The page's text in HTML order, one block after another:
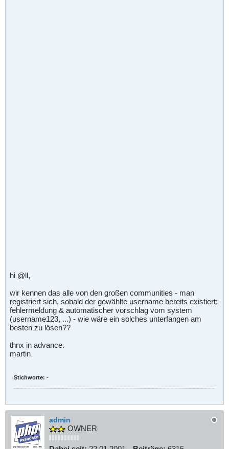
hi @ll,
wir kennen das alle von den großen communities - man
registriert sich, sobald der gewählte username bereits existiert:
fehlermeldung & automatischer vorschlag vom system
(username123, ...) - wie wäre ein solches unterfangen am
besten zu lösen??
thnx in advance.
martin
Stichworte: -
admin
OWNER